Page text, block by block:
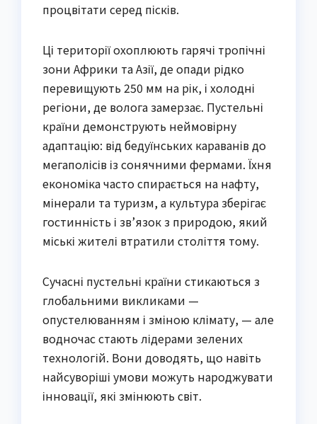
процвітати серед пісків.
Ці території охоплюють гарячі тропічні
зони Африки та Азії, де опади рідко
перевищують 250 мм на рік, і холодні
регіони, де волога замерзає. Пустельні
країни демонструють неймовірну
адаптацію: від бедуїнських караванів до
мегаполісів із сонячними фермами. Їхня
економіка часто спирається на нафту,
мінерали та туризм, а культура зберігає
гостинність і зв’язок з природою, який
міські жителі втратили століття тому.
Сучасні пустельні країни стикаються з
глобальними викликами —
опустелюванням і зміною клімату, — але
водночас стають лідерами зелених
технологій. Вони доводять, що навіть
найсуворіші умови можуть народжувати
інновації, які змінюють світ.